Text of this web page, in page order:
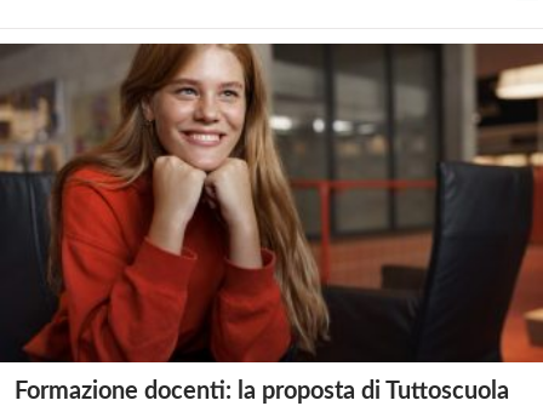
Formazione docenti: la proposta di Tuttoscuola